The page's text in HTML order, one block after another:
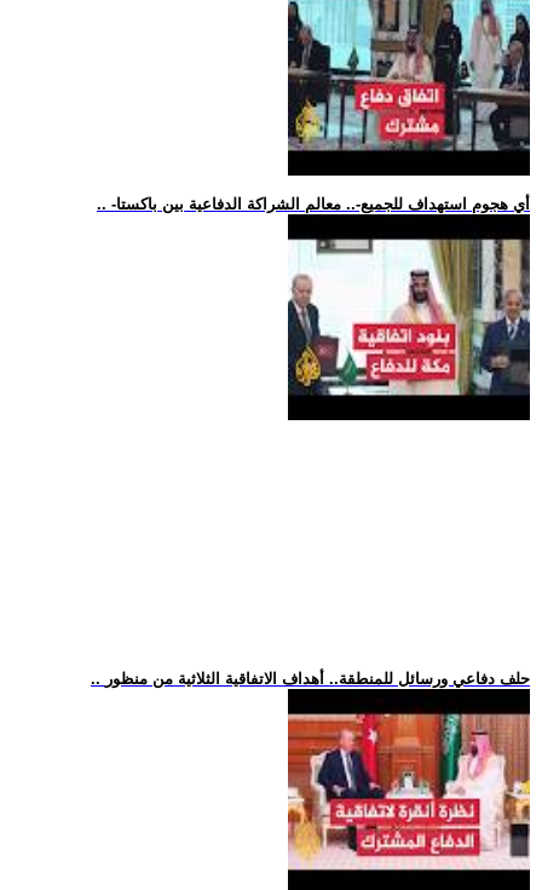
.. -أي هجوم استهداف للجميع-.. معالم الشراكة الدفاعية بين باكستا
.. حلف دفاعي ورسائل للمنطقة.. أهداف الاتفاقية الثلاثية من منظور